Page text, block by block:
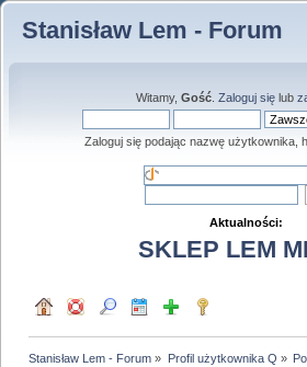
Stanisław Lem - Forum
Witamy, Gość. Zaloguj sięlub
Zaloguj się podając nazwę użytkownika,
Aktualności:
SKLEP LEM
Stanisław Lem - Forum » Profil użytkownika Q »